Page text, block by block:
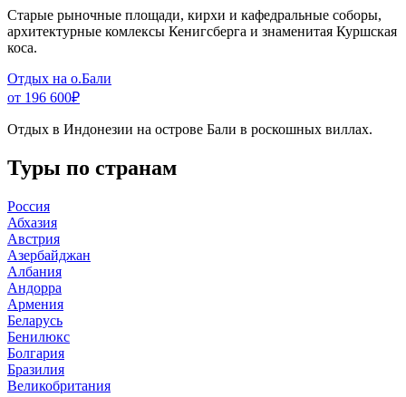
Старые рыночные площади, кирхи и кафедральные соборы,
архитектурные комлексы Кенигсберга и знаменитая Куршская
коса.
Отдых на о.Бали
от 196 600₽
Отдых в Индонезии на острове Бали в роскошных виллах.
Туры по странам
Россия
Абхазия
Австрия
Азербайджан
Албания
Андорра
Армения
Беларусь
Бенилюкс
Болгария
Бразилия
Великобритания